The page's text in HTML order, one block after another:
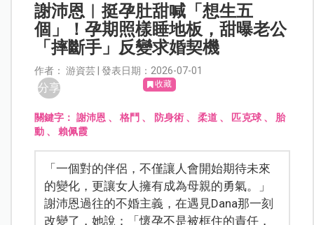
謝沛恩︱挺孕肚甜喊「想生五
個」！孕期照樣睡地板，甜曝老公
「摔斷手」反變求婚契機
作者： 游資芸 | 發表日期：2026-07-01
分享 收藏
關鍵字： 謝沛恩 、格鬥 、 防身術、 柔道 、 匹克球、 胎
動 、 賴佩霞
「一個對的伴侶，不僅讓人會開始期待未來
的變化，更讓女人擁有成為母親的勇氣。」
謝沛恩過往的不婚主義，在遇見Dana那一刻
改變了，她說：「懷孕不是被框住的責任，